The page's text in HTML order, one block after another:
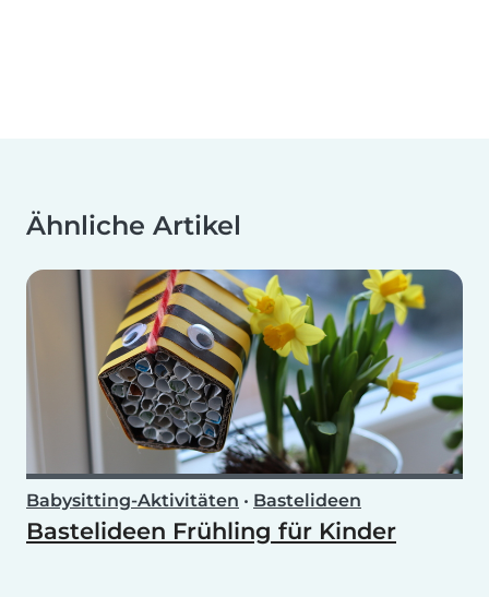
Ähnliche Artikel
Babysitting-Aktivitäten • Bastelideen
Bastelideen Frühling für Kinder